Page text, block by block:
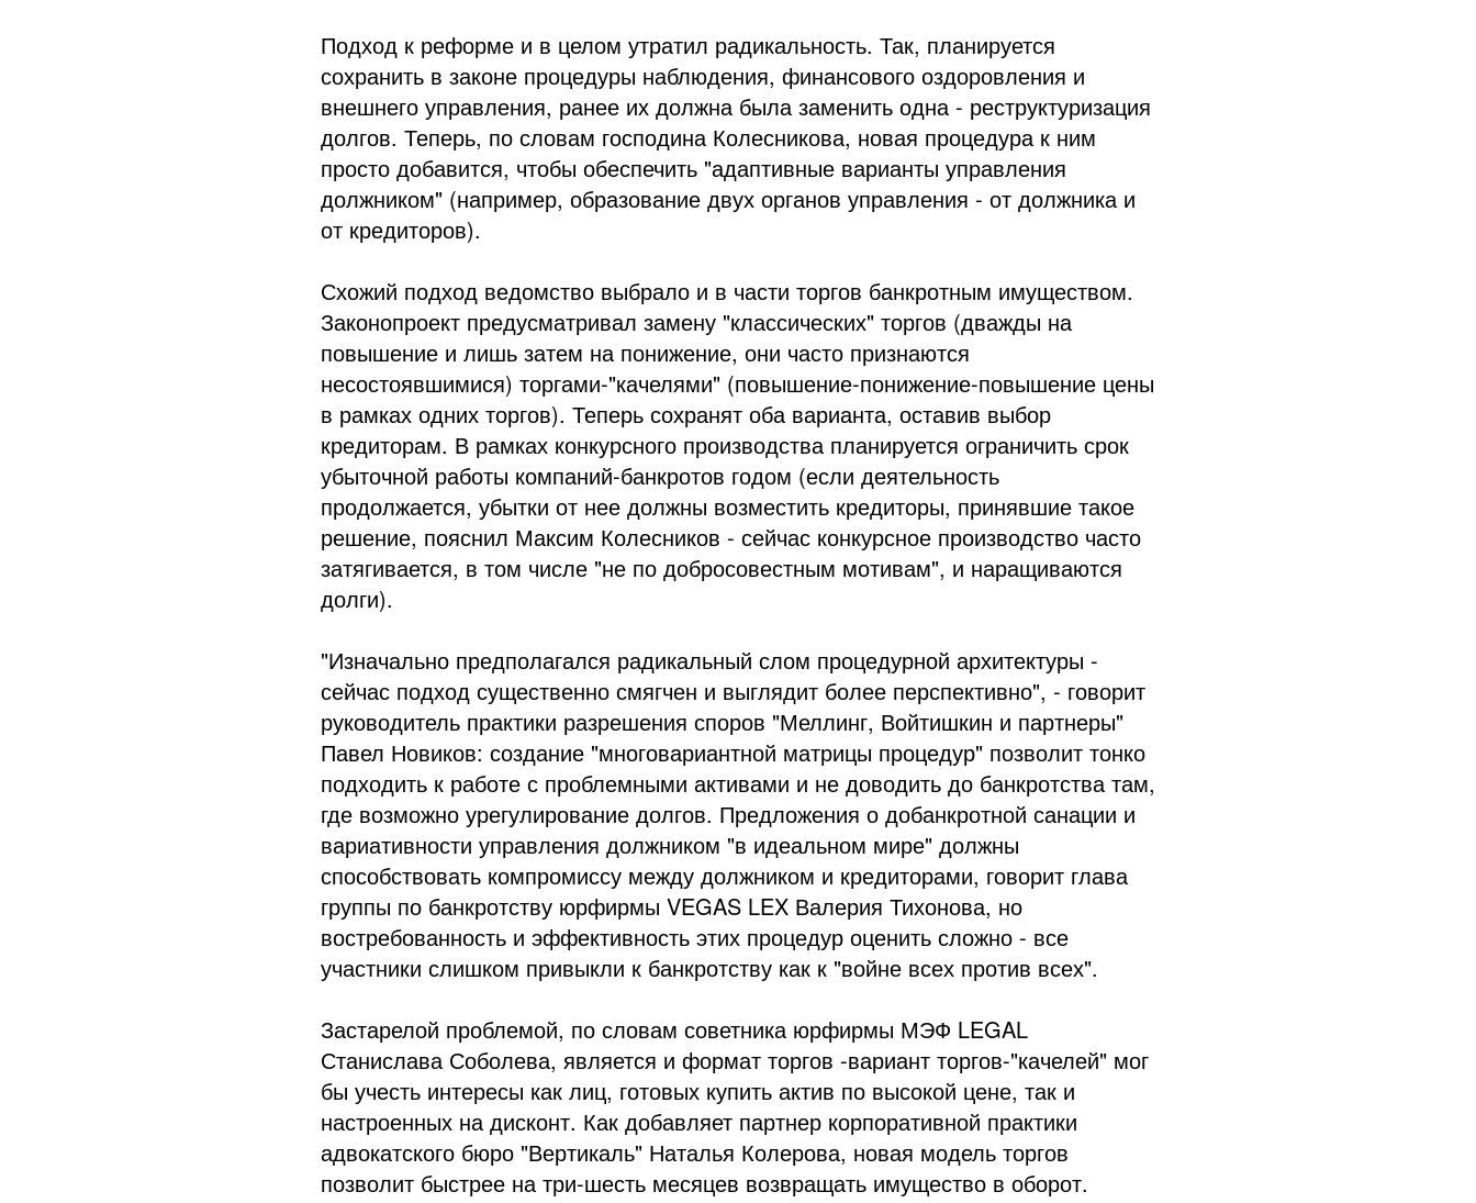
Подход к реформе и в целом утратил радикальность. Так, планируется
сохранить в законе процедуры наблюдения, финансового оздоровления и
внешнего управления, ранее их должна была заменить одна - реструктуризация
долгов. Теперь, по словам господина Колесникова, новая процедура к ним
просто добавится, чтобы обеспечить "адаптивные варианты управления
должником" (например, образование двух органов управления - от должника и
от кредиторов).
Схожий подход ведомство выбрало и в части торгов банкротным имуществом.
Законопроект предусматривал замену "классических" торгов (дважды на
повышение и лишь затем на понижение, они часто признаются
несостоявшимися) торгами-"качелями" (повышение-понижение-повышение цены
в рамках одних торгов). Теперь сохранят оба варианта, оставив выбор
кредиторам. В рамках конкурсного производства планируется ограничить срок
убыточной работы компаний-банкротов годом (если деятельность
продолжается, убытки от нее должны возместить кредиторы, принявшие такое
решение, пояснил Максим Колесников - сейчас конкурсное производство часто
затягивается, в том числе "не по добросовестным мотивам", и наращиваются
долги).
"Изначально предполагался радикальный слом процедурной архитектуры -
сейчас подход существенно смягчен и выглядит более перспективно", - говорит
руководитель практики разрешения споров "Меллинг, Войтишкин и партнеры"
Павел Новиков: создание "многовариантной матрицы процедур" позволит тонко
подходить к работе с проблемными активами и не доводить до банкротства там,
где возможно урегулирование долгов. Предложения о добанкротной санации и
вариативности управления должником "в идеальном мире" должны
способствовать компромиссу между должником и кредиторами, говорит глава
группы по банкротству юрфирмы VEGAS LEX Валерия Тихонова, но
востребованность и эффективность этих процедур оценить сложно - все
участники слишком привыкли к банкротству как к "войне всех против всех".
Застарелой проблемой, по словам советника юрфирмы МЭФ LEGAL
Станислава Соболева, является и формат торгов -вариант торгов-"качелей" мог
бы учесть интересы как лиц, готовых купить актив по высокой цене, так и
настроенных на дисконт. Как добавляет партнер корпоративной практики
адвокатского бюро "Вертикаль" Наталья Колерова, новая модель торгов
позволит быстрее на три-шесть месяцев возвращать имущество в оборот.